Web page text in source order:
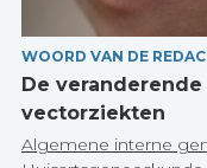
WOORD VAN DE
De
vectorziekten
Algemene interne